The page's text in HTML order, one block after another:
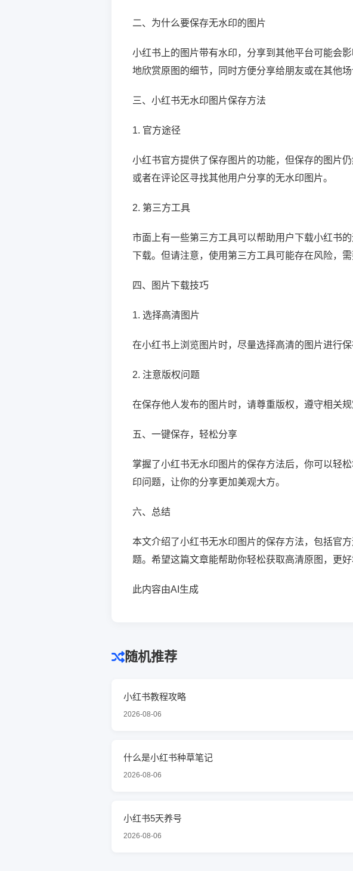
二、为什么要保存无水印的图片
小红书上的图片带有水印，分享到其他平台可能会
地欣赏原图的细节，同时方便分享给朋友或在其他场
三、小红书无水印图片保存方法
1. 官方途径
小红书官方提供了保存图片的功能，但保存的图片
或者在评论区寻找其他用户分享的无水印图片。
2. 第三方工具
市面上有一些第三方工具可以帮助用户下载小红书
下载。但请注意，使用第三方工具可能存在风险，需
四、图片下载技巧
1. 选择高清图片
在小红书上浏览图片时，尽量选择高清的图片进行
2. 注意版权问题
在保存他人发布的图片时，请尊重版权，遵守相关
五、一键保存，轻松分享
掌握了小红书无水印图片的保存方法后，你可以轻
印问题，让你的分享更加美观大方。
六、总结
本文介绍了小红书无水印图片的保存方法，包括官
题。希望这篇文章能帮助你轻松获取高清原图，更
此内容由AI生成
随机推荐
小红书教程攻略
2026-08-06
什么是小红书种草笔记
2026-08-06
小红书5天养号
2026-08-06